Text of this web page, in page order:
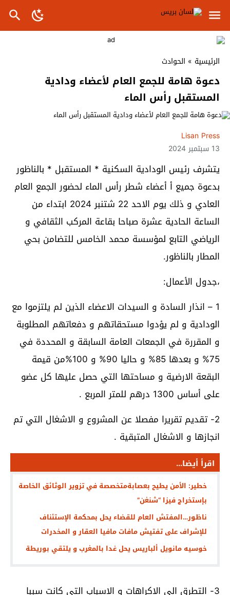
الرئيسية » الحوادث
دعوة هامة للجمع العام لأعضاء ودادية
المستقبل رأس الماء
Lisan Press
13 سبتمبر 2024
يتشرف رئيس الودادية السكنية * المستقبل * بالناظور
بدعوة جميع أ أعضاء شطر رأس الماء لحضور الجمع العام
العادي و ذلك يوم الاحد 22 شتنبر 2024 ابتداء من
الساعة الحادية عشرة صباحا بقاعة المركب الثقافي و
الرياضي التابع لمؤسسة محمد الخامس للتضامن بحي
المطار بالناظور.
،جدول الأعمال:
1 – انذار السادة و السيدات الاعضاء الذين لم يلتزموا مع
الودادية و لم يؤدوا مستحقاتهم و دفعاتهم المطلوبة
و المقررة في الجمعات العامة السابقة و المحددة في
75% و بعدها 85% و حاليا 90% و 100%من قيمة
البقعة الارضية و مساحتها التي حصل عليها كل عضو
على أساس 1300 درهم للمتر المربع .
2- تقديم تقريرا مفصلا عن المشروع و الاشغال التي تم
انجازها و الاشغال المتبقية .
اقرأ أيضا...
خطير: الأمن يطيح بعصابةمتخصصة في تزوير الوثائق الخاصة
بإستخراج فيزا “شنغن”
ناظور…المفتش العام للقضاء يحل بمحكمة الإستئناف
للإشراف على تفتيش مافات مافيا العقار و المخدرات
خوسيه مانويل ألباريس يحل غدا بالمغرب و يلتقي بوريطة
3- التطرق الى الاكراهات و الاسباب التي كانت سببا